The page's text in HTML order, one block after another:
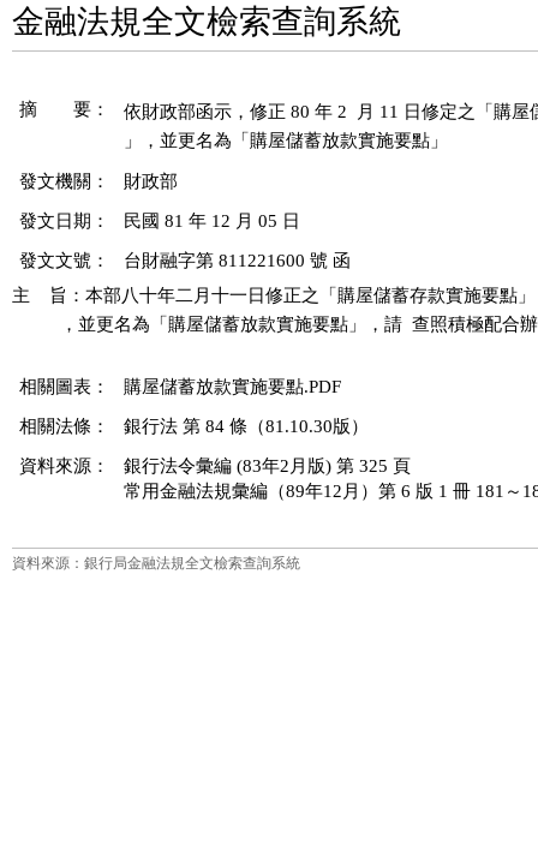
金融法規全文檢索查詢系統
摘 要：
依財政部函示，修正 80 年 2  月 11 日修定之「購屋
」，並更名為「購屋儲蓄放款實施要點」
發文機關： 財政部
發文日期： 民國 81 年 12 月 05 日
發文文號：
台財融字第 811221600 號 函
主    旨：本部八十年二月十一日修正之「購屋儲蓄存款實施要點
，並更名為「購屋儲蓄放款實施要點」，請  查照積極配合
相關圖表： 購屋儲蓄放款實施要點.PDF
相關法條： 銀行法 第 84 條（81.10.30版）
資料來源：
銀行法令彙編 (83年2月版) 第 325 頁
常用金融法規彙編（89年12月）第 6 版 1 冊 181～
資料來源：銀行局金融法規全文檢索查詢系統